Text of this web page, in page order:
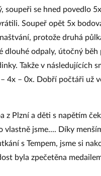
soupeři se hned povedlo
Soupeř opět 5x
protože druhá
dlouhé odpaly, útočný běh
Takže v následujících
4x – 0x. Dobří počtáři už
z Plzní a děti s napětím
vlastně jsme.... Díky
s Tempem, jsme si
byla zpečetěna